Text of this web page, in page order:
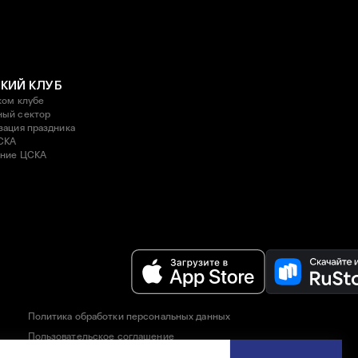
КЛУБ
клубе
сектор
праздника
ЦСКА
Политика обработки персональных данных
Пользовательское соглашение